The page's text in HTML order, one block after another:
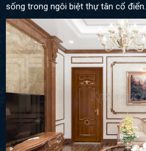
sống trong ngôi biệt thự tân cổ điển.